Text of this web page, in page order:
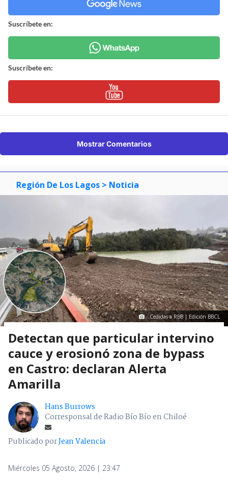
Suscríbete en:
Suscríbete en:
Mostrar Comentarios
Región De Los Lagos > Noticia
Cedidas a RBB | Edición BBCL
Detectan que particular intervino
cauce y erosionó zona de bypass
en Castro: declaran Alerta
Amarilla
Hans Burrows
Corresponsal de Radio Bío Bío en Chiloé
Publicado porJean Valencia
Miércoles 05 Agosto, 2026 | 23:47